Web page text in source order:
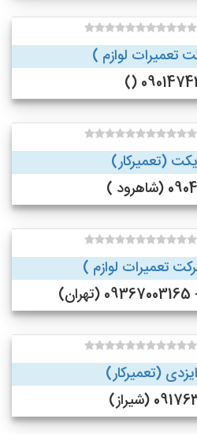
لوازم )
(تعمیرکار)
)
تعمیرات لوازم )
(تعمیرکار)
(شیراز)